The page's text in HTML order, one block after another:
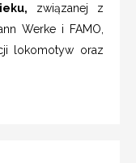
związanej z
Werke i FAMO,
lokomotyw oraz